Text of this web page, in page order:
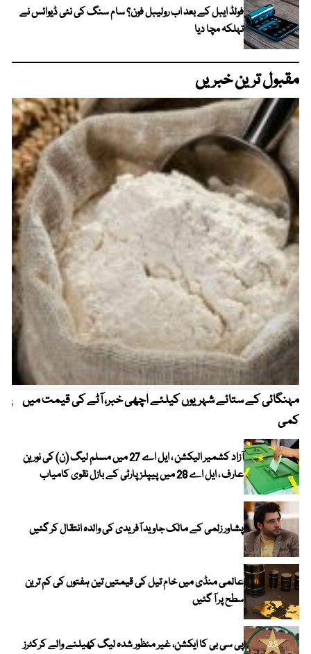
فولڈ ایبل کے بعد اب رولیبل فون؟ سام سنگ کی نئی ڈیوائس نے
تہلکہ مچا دیا
مقبول ترین خبریں
مہنگائی کے ستائے شہریوں کیلئے اچھی خبر، آٹے کی قیمت میں
کمی
آزاد کشمیر الیکشن ، ایل اے 27 میں مسلم لیگ (ن) کی نورین
عارف ، ایل اے 28 میں پیپلز پارٹی کے بازل نقوی کامیاب
پشاور زلمی کے مالک جاوید آفریدی کی والدہ انتقال کر گئیں
عالمی منڈی میں خام تیل کی قیمتیں تین ہفتوں کی کم ترین
سطح پر آ گئیں
پی سی بی کا ایکشن، غیر منظور شدہ لیگ کھیلنے والے کرکٹرز